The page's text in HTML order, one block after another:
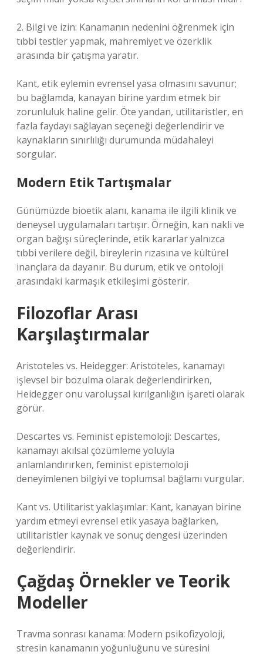
2. Bilgi ve izin: Kanamanın nedenini öğrenmek için
tıbbi testler yapmak, mahremiyet ve özerklik
arasında bir çatışma yaratır.
Kant, etik eylemin evrensel yasa olmasını savunur;
bu bağlamda, kanayan birine yardım etmek bir
zorunluluk haline gelir. Öte yandan, utilitaristler, en
fazla faydayı sağlayan seçeneği değerlendirir ve
kaynakların sınırlılığı durumunda müdahaleyi
sorgular.
Modern Etik Tartışmalar
Günümüzde bioetik alanı, kanama ile ilgili klinik ve
deneysel uygulamaları tartışır. Örneğin, kan nakli ve
organ bağışı süreçlerinde, etik kararlar yalnızca
tıbbi verilere değil, bireylerin rızasına ve kültürel
inançlara da dayanır. Bu durum, etik ve ontoloji
arasındaki karmaşık etkileşimi gösterir.
Filozoflar Arası
Karşılaştırmalar
Aristoteles vs. Heidegger: Aristoteles, kanamayı
işlevsel bir bozulma olarak değerlendirirken,
Heidegger onu varoluşsal kırılganlığın işareti olarak
görür.
Descartes vs. Feminist epistemoloji: Descartes,
kanamayı akılsal çözümleme yoluyla
anlamlandırırken, feminist epistemoloji
deneyimlenen bilgiyi ve toplumsal bağlamı vurgular.
Kant vs. Utilitarist yaklaşımlar: Kant, kanayan birine
yardım etmeyi evrensel etik yasaya bağlarken,
utilitaristler kaynak ve sonuç dengesi üzerinden
değerlendirir.
Çağdaş Örnekler ve Teorik
Modeller
Travma sonrası kanama: Modern psikofizyoloji,
stresin kanamanın yoğunluğunu ve süresini